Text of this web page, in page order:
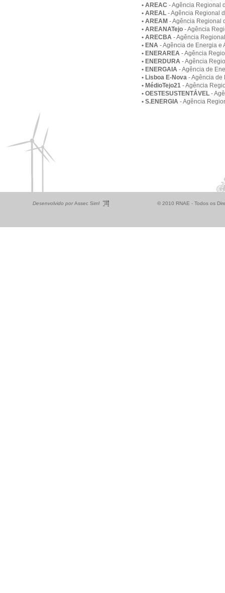
• AREAC - Agência Regional
• AREAL - Agência Regional
• AREAM - Agência Regional
• AREANATejo - Agência
• ARECBA - Agência
• ENA - Agência de Energia e
• ENERAREA - Agência
• ENERDURA - Agência
• ENERGAIA - Agência de
• Lisboa E-Nova - Agência de
• MédioTejo21 - Agência
• OESTESUSTENTÁVEL -
• S.ENERGIA - Agência
Desenvolvido porAssec Sim! © 2010 RNAE - Todos os